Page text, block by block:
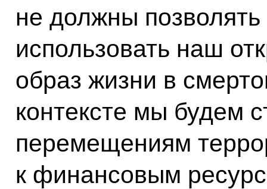
не должны
использовать наш
образ жизни в
контексте мы будем
перемещениям
к финансовым